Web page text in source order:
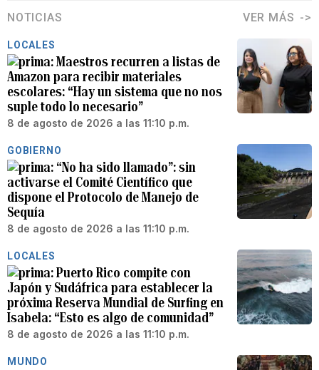
NOTICIAS VER MÁS
LOCALES
Maestros recurren a listas de
Amazon para recibir materiales
escolares: “Hay un sistema que no nos
suple todo lo necesario”
8 de agosto de 2026 a las 11:10 p.m.
GOBIERNO
“No ha sido llamado”: sin
activarse el Comité Científico que
dispone el Protocolo de Manejo de
Sequía
8 de agosto de 2026 a las 11:10 p.m.
LOCALES
Puerto Rico compite con
Japón y Sudáfrica para establecer la
próxima Reserva Mundial de Surfing en
Isabela: “Esto es algo de comunidad”
8 de agosto de 2026 a las 11:10 p.m.
MUNDO